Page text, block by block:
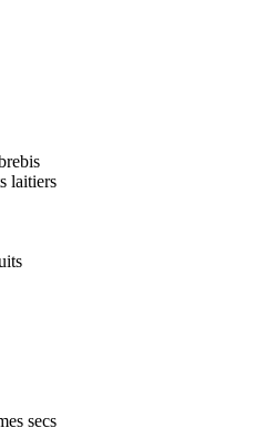
laitiers
secs